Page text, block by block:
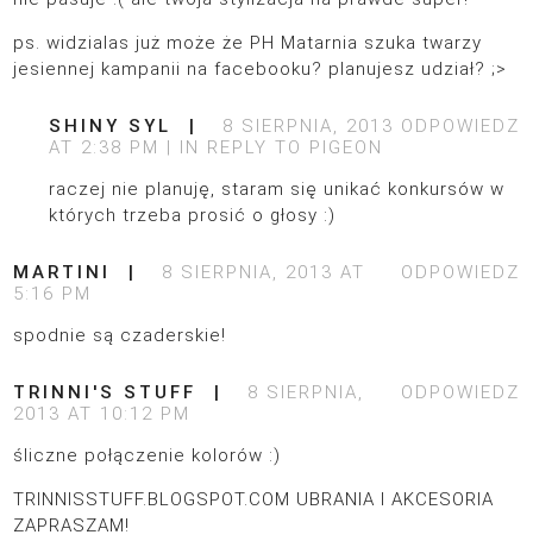
ps. widzialas już może że PH Matarnia szuka twarzy
jesiennej kampanii na facebooku? planujesz udział? ;>
ODPOWIEDZ
SHINY SYL
8 SIERPNIA, 2013
AT 2:38 PM
IN REPLY TO PIGEON
raczej nie planuję, staram się unikać konkursów w
których trzeba prosić o głosy :)
ODPOWIEDZ
MARTINI
8 SIERPNIA, 2013 AT
5:16 PM
spodnie są czaderskie!
ODPOWIEDZ
TRINNI'S STUFF
8 SIERPNIA,
2013 AT 10:12 PM
śliczne połączenie kolorów :)
TRINNISSTUFF.BLOGSPOT.COM UBRANIA I AKCESORIA
ZAPRASZAM!